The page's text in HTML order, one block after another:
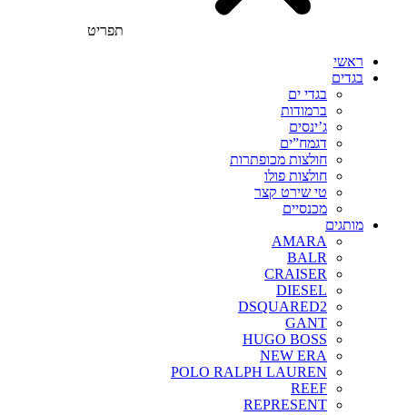
תפריט
ראשי
בגדים
בגדי ים
ברמודות
ג’ינסים
דגמח”ים
חולצות מכופתרות
חולצות פולו
טי שירט קצר
מכנסיים
מותגים
AMARA
BALR
CRAISER
DIESEL
DSQUARED2
GANT
HUGO BOSS
NEW ERA
POLO RALPH LAUREN
REEF
REPRESENT